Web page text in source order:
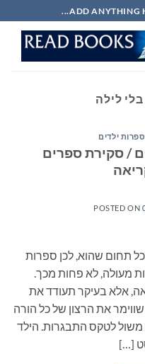
ADD ANYTHING
בלי לילה
ספרות ילדים
/ סקירת ספרים
POSTED ON
תחום שהוא, לכן ספרות
מעולה, לא פחות מכך.
אלא בעיקר תעודד את
את הרצון של כל הורה
לטקס התבגרות. הילד
[…]